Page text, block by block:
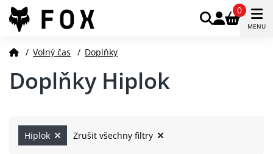
0
MENU
/ Volný čas / Doplňky
Doplňky Hiplok
Hiplok Zrušit všechny filtry